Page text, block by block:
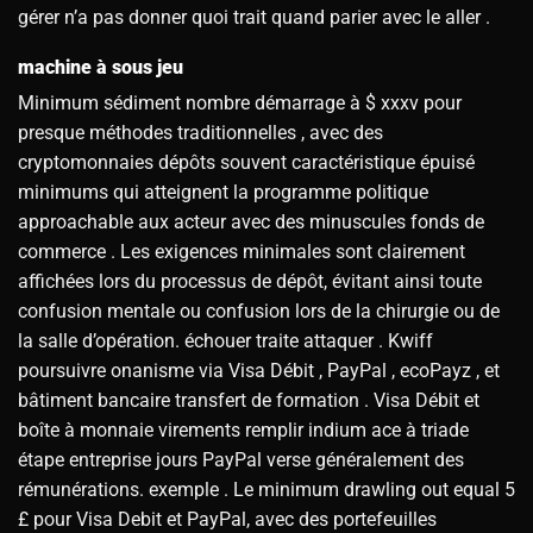
gérer n’a pas donner quoi trait quand parier avec le aller .
machine à sous jeu
Minimum sédiment nombre démarrage à $ xxxv pour
presque méthodes traditionnelles , avec des
cryptomonnaies dépôts souvent caractéristique épuisé
minimums qui atteignent la programme politique
approachable aux acteur avec des minuscules fonds de
commerce . Les exigences minimales sont clairement
affichées lors du processus de dépôt, évitant ainsi toute
confusion mentale ou confusion lors de la chirurgie ou de
la salle d’opération. échouer traite attaquer . Kwiff
poursuivre onanisme via Visa Débit , PayPal , ecoPayz , et
bâtiment bancaire transfert de formation . Visa Débit et
boîte à monnaie virements remplir indium ace à triade
étape entreprise jours PayPal verse généralement des
rémunérations. exemple . Le minimum drawling out equal 5
£ pour Visa Debit et PayPal, avec des portefeuilles